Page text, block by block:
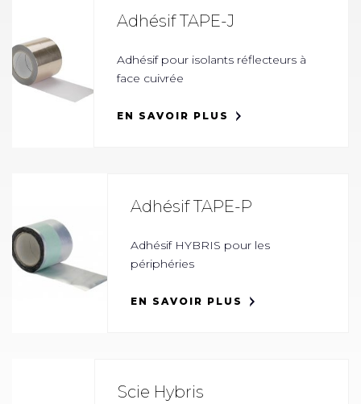
Adhésif TAPE-J
Adhésif pour isolants réflecteurs à
face cuivrée
EN SAVOIR PLUS
Adhésif TAPE-P
Adhésif HYBRIS pour les
périphéries
EN SAVOIR PLUS
Scie Hybris